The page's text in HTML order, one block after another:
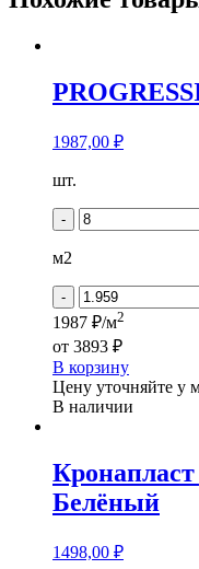
1987,00 ₽
Количество
PROGRESSIVE
-
шт.
-
м2
-
1987 ₽/м2
от 3893 ₽
В корзину
Цену уточняйте у
В наличии
Белёный
1498,00 ₽